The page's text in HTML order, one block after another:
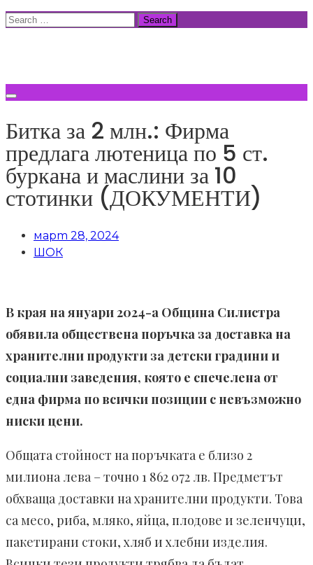
Skip
Search
Битка за 2 млн.: Фирма
предлага лютеница по 5 ст.
буркана и маслини за 10
стотинки (ДОКУМЕНТИ)
март 28, 2024
ШОК
В края на януари 2024-а Община Силистра
обявила обществена поръчка за доставка на
хранителни продукти за детски градини и
социални заведения, която е спечелена от
една фирма по всички позиции с невъзможно
ниски цени.
Общата стойност на поръчката е близо 2
милиона лева – точно 1 862 072 лв. Предметът
обхваща доставки на хранителни продукти. Това
са месо, риба, мляко, яйца, плодове и зеленчуци,
пакетирани стоки, хляб и хлебни изделия.